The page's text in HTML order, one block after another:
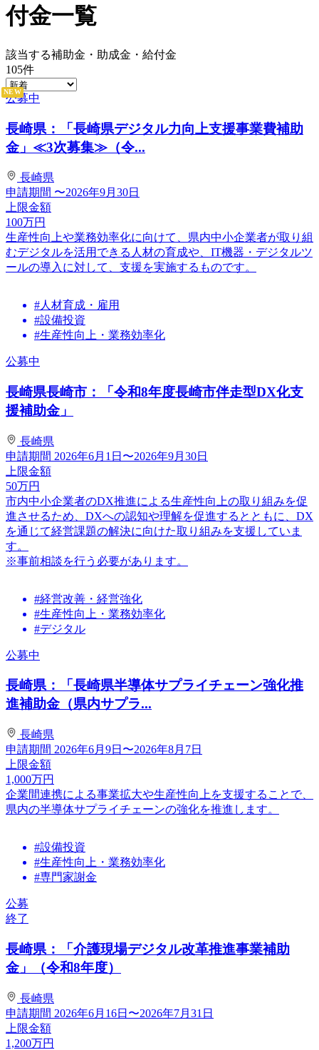
付金一覧
該当する補助金・助成金・給付金
105件
NEW
公募中
長崎県：「長崎県デジタル力向上支援事業費補助
金」≪3次募集≫（令...
長崎県
申請期間 〜2026年9月30日
上限金額
100万円
生産性向上や業務効率化に向けて、県内中小企業者が取り組
むデジタルを活用できる人材の育成や、IT機器・デジタルツ
ールの導入に対して、支援を実施するものです。
#人材育成・雇用
#設備投資
#生産性向上・業務効率化
公募中
長崎県長崎市：「令和8年度長崎市伴走型DX化支
援補助金」
長崎県
申請期間 2026年6月1日〜2026年9月30日
上限金額
50万円
市内中小企業者のDX推進による生産性向上の取り組みを促
進させるため、DXへの認知や理解を促進するとともに、DX
を通じて経営課題の解決に向けた取り組みを支援していま
す。
※事前相談を行う必要があります。
#経営改善・経営強化
#生産性向上・業務効率化
#デジタル
公募中
長崎県：「長崎県半導体サプライチェーン強化推
進補助金（県内サプラ...
長崎県
申請期間 2026年6月9日〜2026年8月7日
上限金額
1,000万円
企業間連携による事業拡大や生産性向上を支援することで、
県内の半導体サプライチェーンの強化を推進します。
#設備投資
#生産性向上・業務効率化
#専門家謝金
公募
終了
長崎県：「介護現場デジタル改革推進事業補助
金」（令和8年度）
長崎県
申請期間 2026年6月16日〜2026年7月31日
上限金額
1,200万円